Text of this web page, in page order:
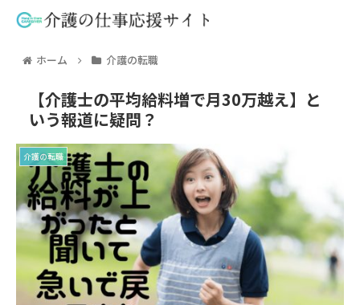
ホーム 介護の転職
【介護士の平均給料増で月30万越え】と
いう報道に疑問？
介護の転職